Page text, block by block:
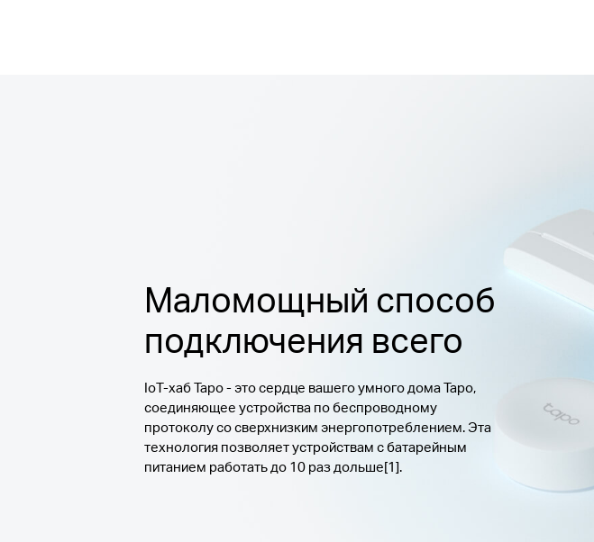
Маломощный способ
подключения всего
IoT-хаб Tapo - это сердце вашего умного дома Tapo,
соединяющее устройства по беспроводному
протоколу со сверхнизким энергопотреблением. Эта
технология позволяет устройствам с батарейным
питанием работать до 10 раз дольше[1].